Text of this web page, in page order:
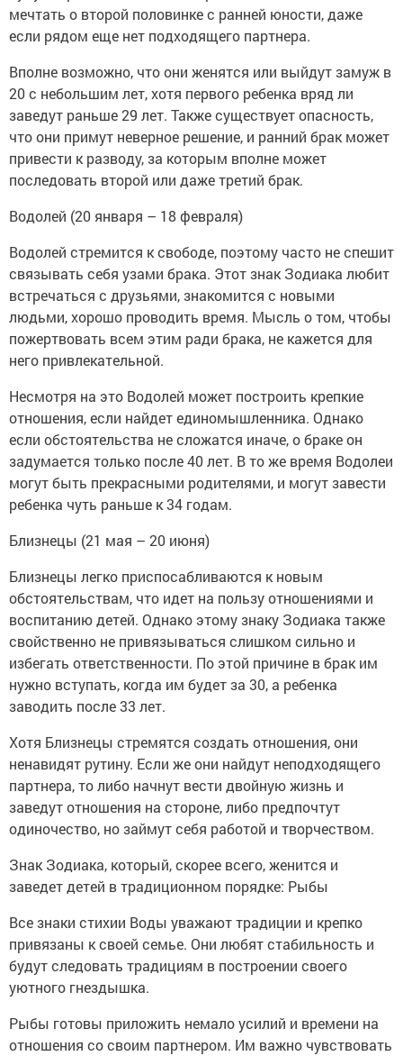
мечтать о второй половинке с ранней юности, даже
если рядом еще нет подходящего партнера.
Вполне возможно, что они женятся или выйдут замуж в
20 с небольшим лет, хотя первого ребенка вряд ли
заведут раньше 29 лет. Также существует опасность,
что они примут неверное решение, и ранний брак может
привести к разводу, за которым вполне может
последовать второй или даже третий брак.
Водолей (20 января – 18 февраля)
Водолей стремится к свободе, поэтому часто не спешит
связывать себя узами брака. Этот знак Зодиака любит
встречаться с друзьями, знакомится с новыми
людьми, хорошо проводить время. Мысль о том, чтобы
пожертвовать всем этим ради брака, не кажется для
него привлекательной.
Несмотря на это Водолей может построить крепкие
отношения, если найдет единомышленника. Однако
если обстоятельства не сложатся иначе, о браке он
задумается только после 40 лет. В то же время Водолеи
могут быть прекрасными родителями, и могут завести
ребенка чуть раньше к 34 годам.
Близнецы (21 мая – 20 июня)
Близнецы легко приспосабливаются к новым
обстоятельствам, что идет на пользу отношениями и
воспитанию детей. Однако этому знаку Зодиака также
свойственно не привязываться слишком сильно и
избегать ответственности. По этой причине в брак им
нужно вступать, когда им будет за 30, а ребенка
заводить после 33 лет.
Хотя Близнецы стремятся создать отношения, они
ненавидят рутину. Если же они найдут неподходящего
партнера, то либо начнут вести двойную жизнь и
заведут отношения на стороне, либо предпочтут
одиночество, но займут себя работой и творчеством.
Знак Зодиака, который, скорее всего, женится и
заведет детей в традиционном порядке: Рыбы
Все знаки стихии Воды уважают традиции и крепко
привязаны к своей семье. Они любят стабильность и
будут следовать традициям в построении своего
уютного гнездышка.
Рыбы готовы приложить немало усилий и времени на
отношения со своим партнером. Им важно чувствовать